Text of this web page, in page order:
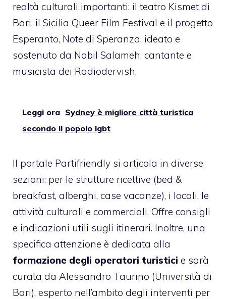
realtà culturali importanti: il teatro Kismet di
Bari, il Sicilia Queer Film Festival e il progetto
Esperanto, Note di Speranza, ideato e
sostenuto da Nabil Salameh, cantante e
musicista dei Radiodervish.
Leggi ora Sydney è migliore città turistica
secondo il popolo lgbt
Il portale Partifriendly si articola in diverse
sezioni: per le strutture ricettive (bed &
breakfast, alberghi, case vacanze), i locali, le
attività culturali e commerciali. Offre consigli
e indicazioni utili sugli itinerari. Inoltre, una
specifica attenzione è dedicata alla
formazione degli operatori turistici e sarà
curata da Alessandro Taurino (Università di
Bari), esperto nell’ambito degli interventi per